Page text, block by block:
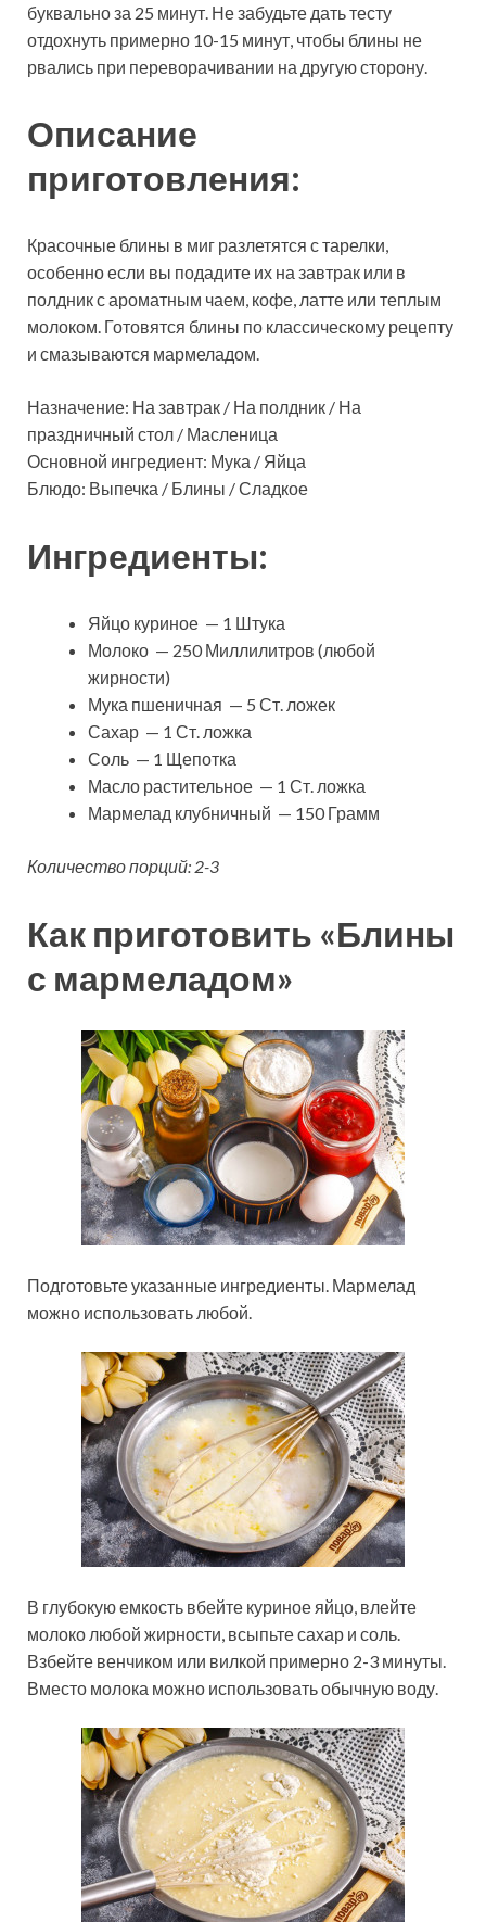
буквально за 25 минут. Не забудьте дать тесту
отдохнуть примерно 10-15 минут, чтобы блины не
рвались при переворачивании на другую сторону.
Описание
приготовления:
Красочные блины в миг разлетятся с тарелки,
особенно если вы подадите их на завтрак или в
полдник с ароматным чаем, кофе, латте или теплым
молоком. Готовятся блины по классическому рецепту
и смазываются мармеладом.
Назначение: На завтрак / На полдник / На
праздничный стол / Масленица
Основной ингредиент: Мука / Яйца
Блюдо: Выпечка / Блины / Сладкое
Ингредиенты:
Яйцо куриное — 1 Штука
Молоко — 250 Миллилитров (любой
жирности)
Мука пшеничная — 5 Ст. ложек
Сахар — 1 Ст. ложка
Соль — 1 Щепотка
Масло растительное — 1 Ст. ложка
Мармелад клубничный — 150 Грамм
Количество порций: 2-3
Как приготовить «Блины
с мармеладом»
Подготовьте указанные ингредиенты. Мармелад
можно использовать любой.
В глубокую емкость вбейте куриное яйцо, влейте
молоко любой жирности, всыпьте сахар и соль.
Взбейте венчиком или вилкой примерно 2-3 минуты.
Вместо молока можно использовать обычную воду.